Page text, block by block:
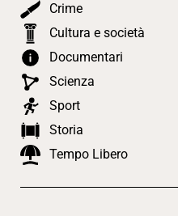
Crime
Cultura e società
Documentari
Scienza
Sport
Storia
Tempo Libero